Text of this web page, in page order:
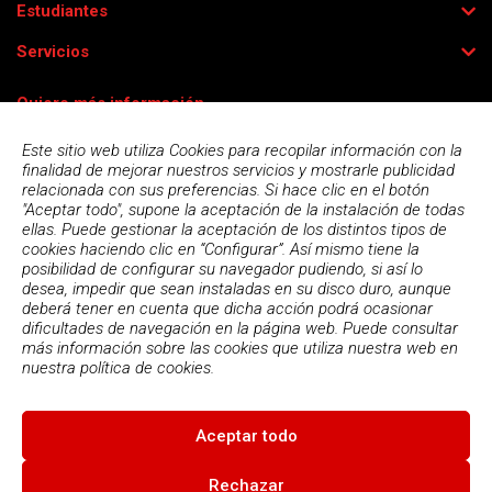
Este sitio web utiliza Cookies para recopilar información con la
finalidad de mejorar nuestros servicios y mostrarle publicidad
relacionada con sus preferencias. Si hace clic en el botón
"Aceptar todo", supone la aceptación de la instalación de todas
ellas. Puede gestionar la aceptación de los distintos tipos de
cookies haciendo clic en “Configurar”. Así mismo tiene la
posibilidad de configurar su navegador pudiendo, si así lo
desea, impedir que sean instaladas en su disco duro, aunque
deberá tener en cuenta que dicha acción podrá ocasionar
dificultades de navegación en la página web. Puede consultar
más información sobre las cookies que utiliza nuestra web en
nuestra política de cookies.
Aceptar todo
Rechazar
Estudiantes
Servicios
Quiero más información
Acepto lapolítica de privacidad
© 2026
Condiciones de uso